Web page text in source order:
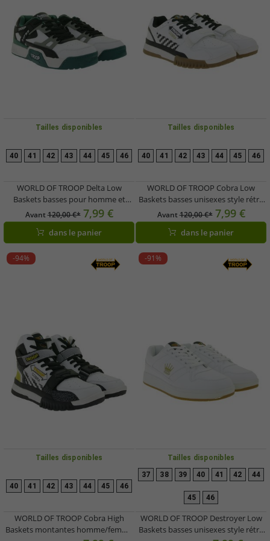
Tailles disponibles
40 41 42 43 44 45 46
WORLD OF TROOP Delta Low
Baskets basses pour homme et
femme, style rétro, style skater,
référence 3PP0160101 1195 AA,
blanc/vert/noir
Avant120,00 €* 7,99 €
dans le panier
Tailles disponibles
40 41 42 43 44 45 46
WORLD OF TROOP Cobra Low
Baskets basses unisexes style rétro
3PP0170101 1177 BA Blanc/Noir
Avant120,00 €* 7,99 €
dans le panier
-94%
Tailles disponibles
40 41 42 43 44 45 46
WORLD OF TROOP Cobra High
Baskets montantes homme/femme
-91%
Tailles disponibles
37 38 39 40 41 42 44
45 46
WORLD OF TROOP Destroyer Low
Baskets basses unisexes style rétro